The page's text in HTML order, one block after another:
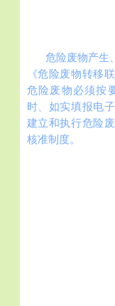
危险废物产生
《危险废物转移
危险废物必须按
时、如实填报电
建立和执行危险
核准制度。